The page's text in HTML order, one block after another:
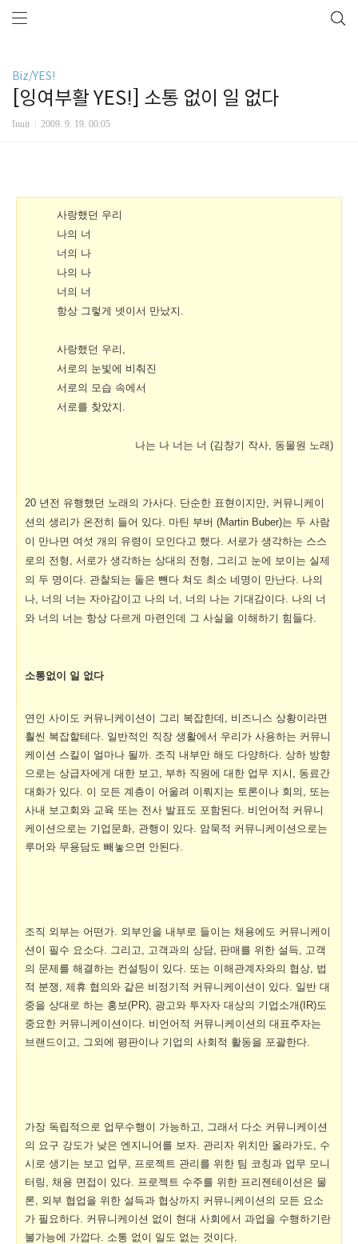
Biz/YES!
[잉여부활 YES!] 소통 없이 일 없다
Inuit 2009. 9. 19. 00:05
사랑했던 우리
나의 너
너의 나
나의 나
너의 너
항상 그렇게 넷이서 만났지.
사랑했던 우리,
서로의 눈빛에 비춰진
서로의 모습 속에서
서로를 찾았지.
나는 나 너는 너 (김창기 작사, 동물원 노래)
20 년전 유행했던 노래의 가사다. 단순한 표현이지만, 커뮤니케이
션의 생리가 온전히 들어 있다. 마틴 부버 (Martin Buber)는 두 사람
이 만나면 여섯 개의 유령이 모인다고 했다. 서로가 생각하는 스스
로의 전형, 서로가 생각하는 상대의 전형, 그리고 눈에 보이는 실제
의 두 명이다. 관찰되는 둘은 뺀다 쳐도 최소 네명이 만난다. 나의
나, 너의 너는 자아감이고 나의 너, 너의 나는 기대감이다. 나의 너
와 너의 너는 항상 다르게 마련인데 그 사실을 이해하기 힘들다.
소통없이 일 없다
연인 사이도 커뮤니케이션이 그리 복잡한데, 비즈니스 상황이라면
훨씬 복잡할테다. 일반적인 직장 생활에서 우리가 사용하는 커뮤니
케이션 스킬이 얼마나 될까. 조직 내부만 해도 다양하다. 상하 방향
으로는 상급자에게 대한 보고, 부하 직원에 대한 업무 지시 , 동료간
대화가 있다. 이 모든 계층이 어울려 이뤄지는 토론이나 회의 , 또는
사내 보고회와 교육 또는 전사 발표도 포함된다. 비언어적 커뮤니
케이션으로는 기업문화, 관행이 있다. 암묵적 커뮤니케이션으로는
루머와 무용담도 빼놓으면 안된다.
조직 외부는 어떤가. 외부인을 내부로 들이는 채용에도 커뮤니케이
션이 필수 요소다. 그리고, 고객과의 상담, 판매를 위한 설득, 고객
의 문제를 해결하는 컨설팅이 있다. 또는 이해관계자와의 협상, 법
적 분쟁, 제휴 협의와 같은 비정기적 커뮤니케이션이 있다. 일반 대
중을 상대로 하는 홍보(PR), 광고와 투자자 대상의 기업소개(IR)도
중요한 커뮤니케이션이다. 비언어적 커뮤니케이션의 대표주자는
브랜드이고, 그외에 평판이나 기업의 사회적 활동을 포괄한다.
가장 독립적으로 업무수행이 가능하고, 그래서 다소 커뮤니케이션
의 요구 강도가 낮은 엔지니어를 보자. 관리자 위치만 올라가도, 수
시로 생기는 보고 업무, 프로젝트 관리를 위한 팀 코칭과 업무 모니
터링 , 채용 면접이 있다. 프로젝트 수주를 위한 프리젠테이션은 물
론, 외부 협업을 위한 설득과 협상까지 커뮤니케이션의 모든 요소
가 필요하다. 커뮤니케이션 없이 현대 사회에서 과업을 수행하기란
불가능에 가깝다. 소통 없이 일도 없는 것이다.